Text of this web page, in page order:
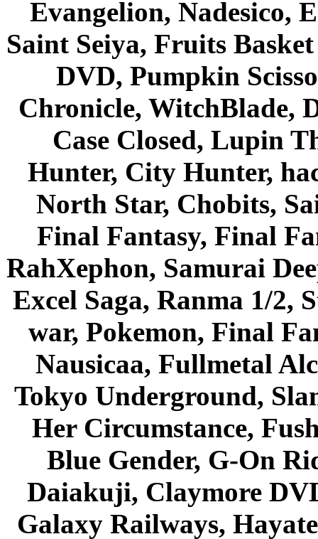
Evangelion, Nadesico,
Saint Seiya, Fruits
DVD, Pumpkin
Chronicle, WitchBlade,
Case Closed, Lupin
Hunter, City Hunter,
North Star, Chobits,
Final Fantasy, Final
RahXephon, Samurai
Excel Saga, Ranma 1/2,
war, Pokemon, Final
Nausicaa, Fullmetal
Tokyo Underground,
Her Circumstance,
Blue Gender, G-On
Daiakuji, Claymore
Galaxy Railways,